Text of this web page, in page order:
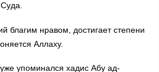
Суда.
благим нравом, достигает степени
Аллаху.
упоминался хадис Абу ад-